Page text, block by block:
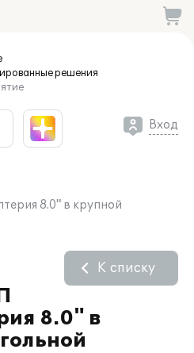
решения
Вход
8.0" в крупной
8.0" в
К списку